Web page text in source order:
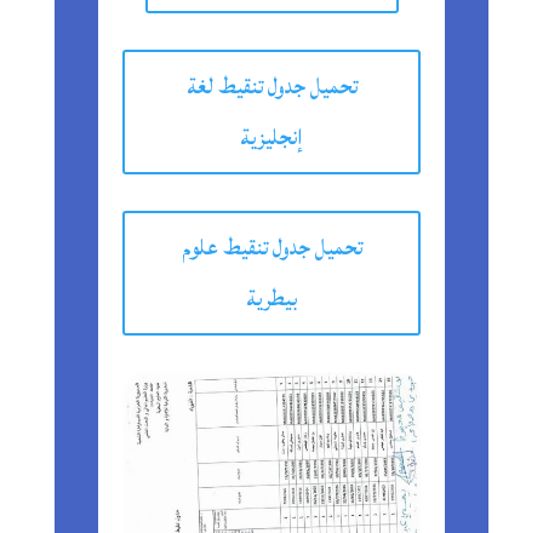
تحميل جدول تنقيط لغة
إنجليزية
تحميل جدول تنقيط علوم
بيطرية